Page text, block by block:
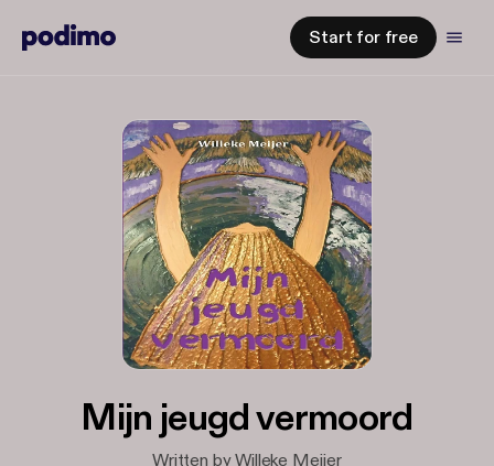
Start for free
Mijn jeugd vermoord
Written by Willeke Meijer